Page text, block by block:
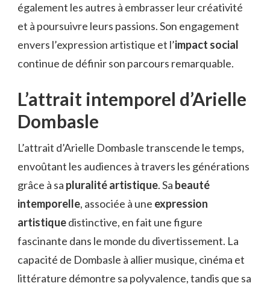
également les autres à embrasser leur créativité
et à poursuivre leurs passions. Son engagement
envers l’expression artistique et l’impact social
continue de définir son parcours remarquable.
L’attrait intemporel d’Arielle
Dombasle
L’attrait d’Arielle Dombasle transcende le temps,
envoûtant les audiences à travers les générations
grâce à sa pluralité artistique. Sa beauté
intemporelle, associée à une expression
artistiquedistinctive, en fait une figure
fascinante dans le monde du divertissement. La
capacité de Dombasle à allier musique, cinéma et
littérature démontre sa polyvalence, tandis que sa